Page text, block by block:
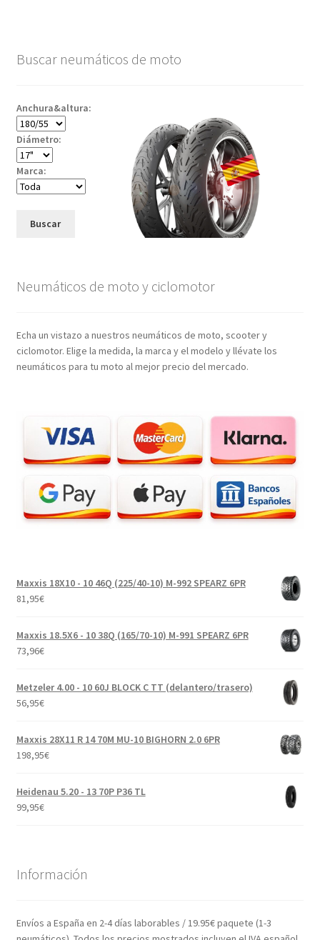
Buscar neumáticos de moto
Anchura&altura:
Diámetro:
Marca:
Buscar
Neumáticos de moto y ciclomotor
Echa un vistazo a nuestros neumáticos de moto, scooter y
ciclomotor. Elige la medida, la marca y el modelo y llévate los
neumáticos para tu moto al mejor precio del mercado.
Maxxis 18X10 - 10 46Q (225/40-10) M-992 SPEARZ 6PR
81,95€
Maxxis 18.5X6 - 10 38Q (165/70-10) M-991 SPEARZ 6PR
73,96€
Metzeler 4.00 - 10 60J BLOCK C TT (delantero/trasero)
56,95€
Maxxis 28X11 R 14 70M MU-10 BIGHORN 2.0 6PR
198,95€
Heidenau 5.20 - 13 70P P36 TL
99,95€
Información
Envíos a España en 2-4 días laborables / 19.95€ paquete (1-3